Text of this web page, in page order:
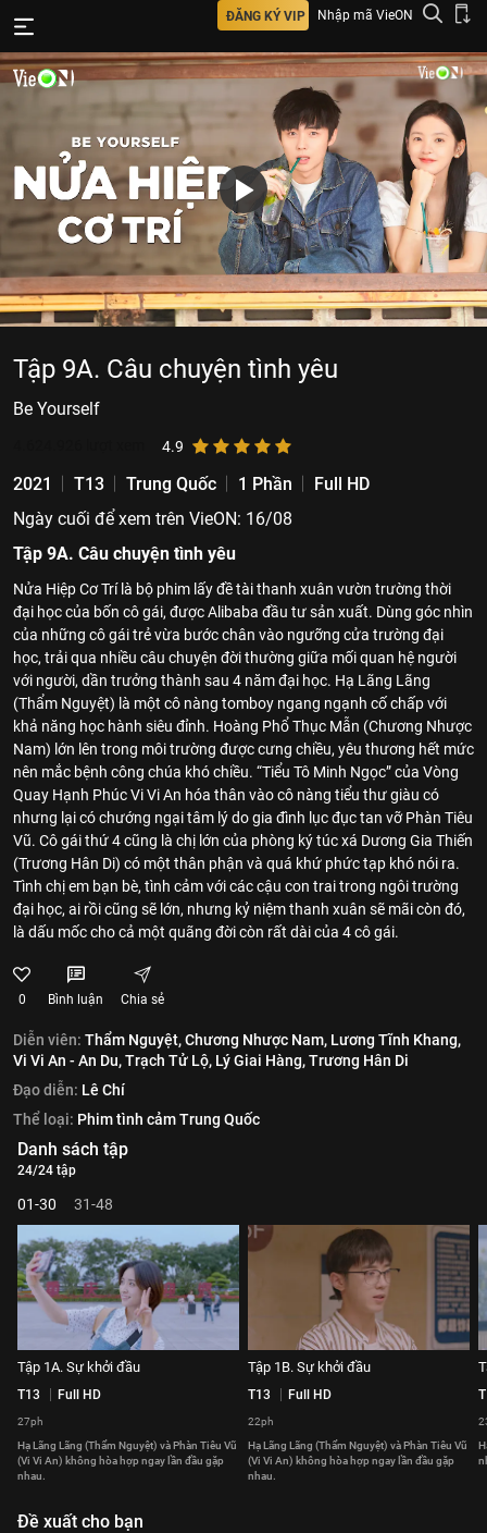
ĐĂNG KÝ VIP Nhập mã VieON
Tập 9A. Câu chuyện tình yêu
Be Yourself
4.9
2021 T13 Trung Quốc 1 Phần
Full HD
Ngày cuối để xem trên VieON: 16/08
Tập 9A. Câu chuyện tình yêu
Nửa Hiệp Cơ Trí là bộ phim lấy đề tài thanh xuân vườn trường thời
đại học của bốn cô gái, được Alibaba đầu tư sản xuất. Dùng góc nhìn
của những cô gái trẻ vừa bước chân vào ngưỡng cửa trường đại
học, trải qua nhiều câu chuyện đời thường giữa mối quan hệ người
với người, dần trưởng thành sau 4 năm đại học. Hạ Lãng Lãng
(Thẩm Nguyệt) là một cô nàng tomboy ngang ngạnh cố chấp với
khả năng học hành siêu đỉnh. Hoàng Phổ Thục Mẫn (Chương Nhược
Nam) lớn lên trong môi trường được cưng chiều, yêu thương hết mức
nên mắc bệnh công chúa khó chiều. “Tiểu Tô Minh Ngọc” của Vòng
Quay Hạnh Phúc Vi Vi An hóa thân vào cô nàng tiểu thư giàu có
nhưng lại có chướng ngại tâm lý do gia đình lục đục tan vỡ Phàn Tiêu
Vũ. Cô gái thứ 4 cũng là chị lớn của phòng ký túc xá Dương Gia Thiến
(Trương Hân Di) có một thân phận và quá khứ phức tạp khó nói ra.
Tình chị em bạn bè, tình cảm với các cậu con trai trong ngôi trường
đại học, ai rồi cũng sẽ lớn, nhưng kỷ niệm thanh xuân sẽ mãi còn đó,
là dấu mốc cho cả một quãng đời còn rất dài của 4 cô gái.
0 Bình luận Chia sẻ
Diễn viên: Thẩm Nguyệt,Chương Nhược Nam, Lương Tĩnh Khang,
Vi Vi An - An Du,Trạch Tử Lộ, Lý Giai Hàng,Trương Hân Di
Đạo diễn: Lê Chí
Thể loại: Phim tình cảm Trung Quốc
Danh sách tập
24/24 tập
01-30 31-48
Tập 1A. Sự khởi đầu
T13 Full HD
27ph
Hạ Lãng Lãng (Thẩm Nguyệt) và Phàn Tiêu Vũ
(Vi Vi An) không hòa hợp ngay lần đầu gặp
nhau.
Tập 1B. Sự khởi đầu
T13 Full HD
22ph
Hạ Lãng Lãng (Thẩm Nguyệt) và Phàn Tiêu Vũ
(Vi Vi An) không hòa hợp ngay lần đầu gặp
nhau.
Đề xuất cho bạn